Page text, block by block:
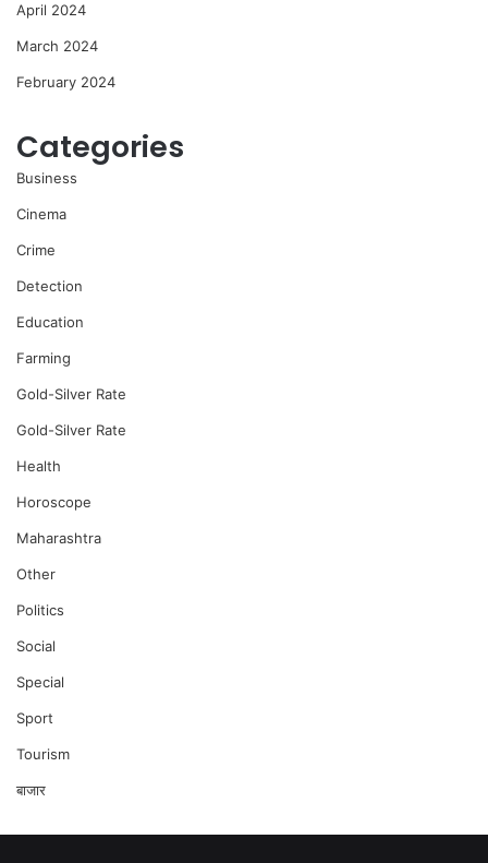
April 2024
March 2024
February 2024
Categories
Business
Cinema
Crime
Detection
Education
Farming
Gold-Silver Rate
Gold-Silver Rate
Health
Horoscope
Maharashtra
Other
Politics
Social
Special
Sport
Tourism
बाजार